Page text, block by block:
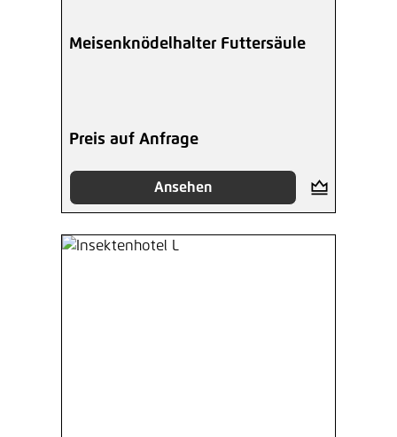
Meisenknödelhalter Futtersäule
Preis auf Anfrage
Ansehen